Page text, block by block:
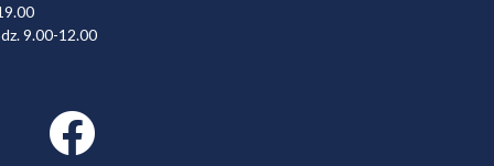
9.00-12.00
Facebook link